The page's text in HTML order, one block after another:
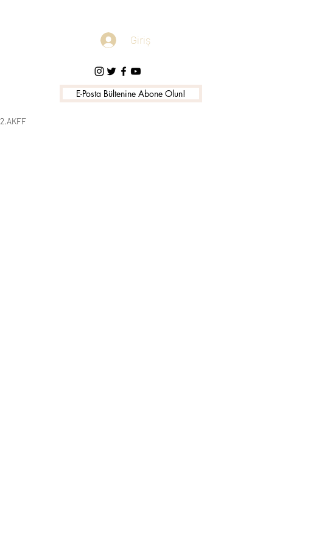
Giriş
E-Posta Bültenine Abone Olun!
2.AKFF